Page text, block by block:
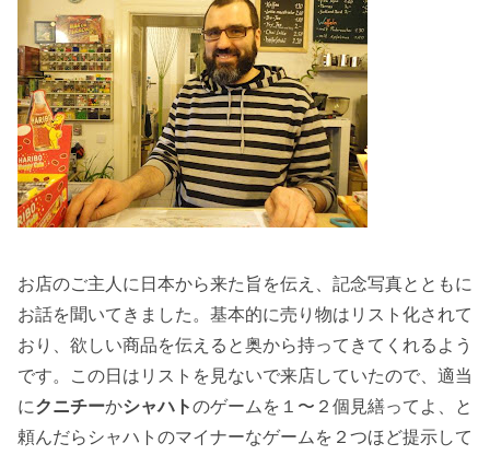
お店のご主人に日本から来た旨を伝え、記念写真とともに
お話を聞いてきました。基本的に売り物はリスト化されて
おり、欲しい商品を伝えると奥から持ってきてくれるよう
です。この日はリストを見ないで来店していたので、適当
にクニチーかシャハトのゲームを１〜２個見繕ってよ、と
頼んだらシャハトのマイナーなゲームを２つほど提示して